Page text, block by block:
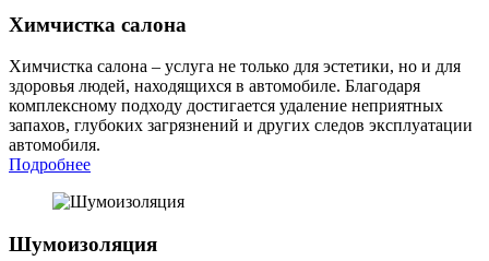
Химчистка салона
Химчистка салона – услуга не только для эстетики, но и для
здоровья людей, находящихся в автомобиле. Благодаря
комплексному подходу достигается удаление неприятных
запахов, глубоких загрязнений и других следов эксплуатации
автомобиля.
Подробнее
Шумоизоляция